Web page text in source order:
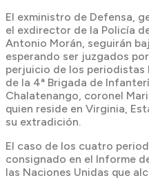
El exministro de Defensa,
el exdirector de la Policía
Antonio Morán, seguirán
esperando ser juzgados
perjuicio de los periodistas
de la 4ª Brigada de
Chalatenango, coronel
quien reside en Virginia,
su extradición.
El caso de los cuatro
consignado en el Informe
las Naciones Unidas que